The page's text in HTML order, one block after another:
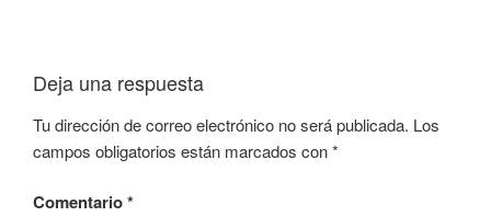
Deja una respuesta
Tu dirección de correo electrónico no será publicada. Los
campos obligatorios están marcados con*
Comentario*